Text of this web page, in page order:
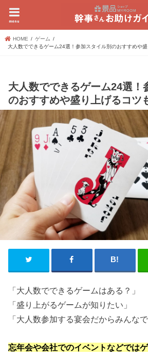
menu
HOME
ゲーム
大人数でできるゲーム24選！参加スタイル別のおすすめや盛
大人数でできるゲーム24選！
のおすすめや盛り上げるコツ
「大人数でできるゲームはある？」
「盛り上がるゲームが知りたい」
「大人数参加する宴会だからみんな
忘年会や会社でのイベントなどでは